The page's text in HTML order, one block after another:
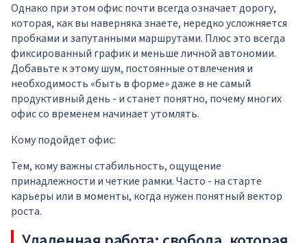
Однако при этом офис почти всегда означает дорогу,
которая, как вы наверняка знаете, нередко усложняется
пробками и запутанными маршрутами. Плюс это всегда
фиксированный график и меньше личной автономии.
Добавьте к этому шум, постоянные отвлечения и
необходимость «быть в форме» даже в не самый
продуктивный день - и станет понятно, почему многих
офис со временем начинает утомлять.
Кому подойдет офис:
Тем, кому важны стабильность, ощущение
принадлежности и четкие рамки. Часто - на старте
карьеры или в моменты, когда нужен понятный вектор
роста.